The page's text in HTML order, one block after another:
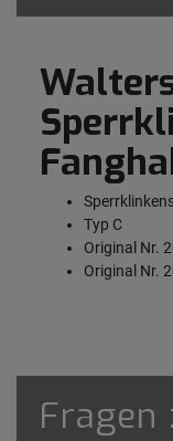
Typ C
Original Nr.
Original Nr.